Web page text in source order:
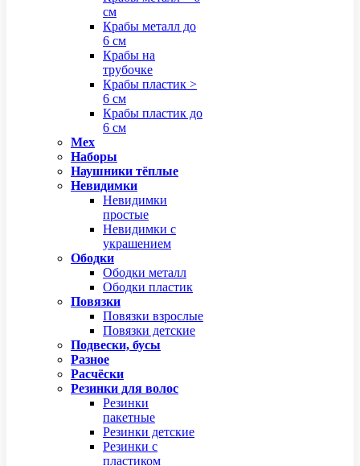
см
Крабы металл до
6 см
Крабы на
трубочке
Крабы пластик >
6 см
Крабы пластик до
6 см
Мех
Наборы
Наушники тёплые
Невидимки
Невидимки
простые
Невидимки с
украшением
Ободки
Ободки металл
Ободки пластик
Повязки
Повязки взрослые
Повязки детские
Подвески, бусы
Разное
Расчёски
Резинки для волос
Резинки
пакетные
Резинки детские
Резинки с
пластиком